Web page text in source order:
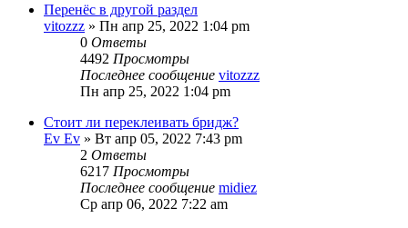
Перенёс в другой раздел
vitozzz » Пн апр 25, 2022 1:04 pm
0 Ответы
4492 Просмотры
Последнее сообщение vitozzz
Пн апр 25, 2022 1:04 pm
Стоит ли переклеивать бридж?
Ev Ev » Вт апр 05, 2022 7:43 pm
2 Ответы
6217 Просмотры
Последнее сообщение midiez
Ср апр 06, 2022 7:22 am